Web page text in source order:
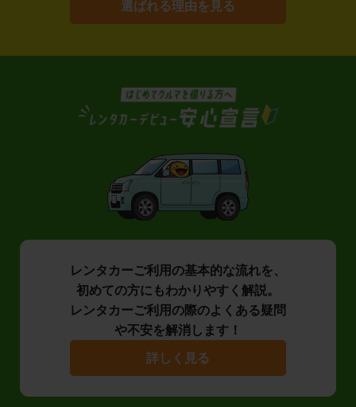
選ばれる理由を見る
レンタカーご利用の基本的な流れを、
初めての方にもわかりやすく解説。
レンタカーご利用の際のよくある疑問
や不安を解消します！
詳しく見る